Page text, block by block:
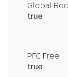
Global
true
PFC Free
true